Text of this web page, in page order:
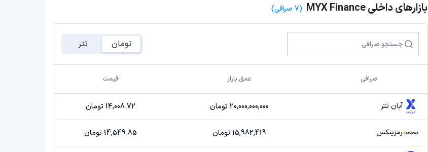
بازارهای داخلی MYX Finance (7 صرافی)
تومان تتر
صرافی عمق بازار قیمت
آبان تتر 20,000,000,000 تومان 14,008.72 تومان
رمزینکس 15,982,419 تومان 14,549.85 تومان